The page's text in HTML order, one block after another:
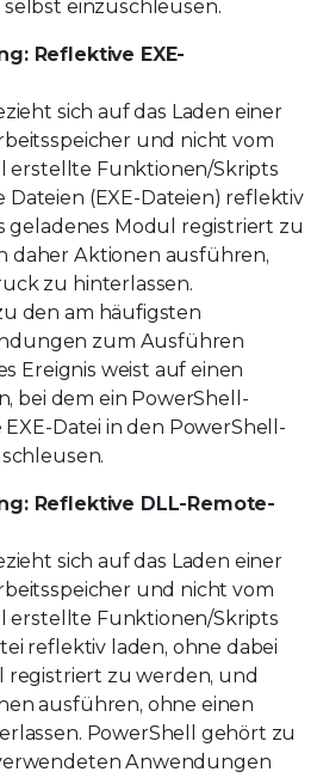
einzuschleusen.
Reflektive EXE-
sich auf das Laden einer
und nicht vom
erstellte Funktionen/Skripts
(EXE-Dateien) reflektiv
geladenes Modul registriert zu
daher Aktionen ausführen,
zu hinterlassen.
den am häufigsten
zum Ausführen
Ereignis weist auf einen
bei dem ein PowerShell-
Datei in den PowerShell-
Reflektive DLL-Remote-
sich auf das Laden einer
und nicht vom
erstellte Funktionen/Skripts
reflektiv laden, ohne dabei
registriert zu werden, und
ausführen, ohne einen
PowerShell gehört zu
Anwendungen